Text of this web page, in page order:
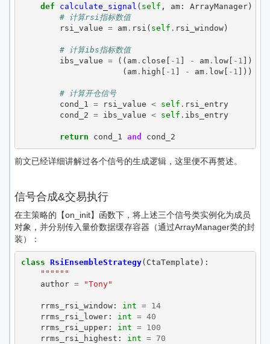
def calculate_signal ( self , am: ArrayManager)
# 计算rsi指标数值
rsi_value = am. rsi ( self . rsi_window)
# 计算ibs指标数值
ibs_value = (( am. close - 1 - am. low[ - 1 ])
( am. high - 1 - am. low[ - 1 ]))
# 计算开仓信号
cond_1 = rsi_value < self . rsi_entry
cond_2 = ibs_value < self . ibs_entry
return cond_1 and cond_2
前文已经详细讲解过各个信号的生成逻辑，这里便不再赘述。
信号合成&交易执行
在主策略的【on_init】函数下，将上述三个信号类实例化为成员
对象，并分别传入量价数据缓存容器（通过ArrayManager类的封
装）：
class RsiEnsembleStrategy( CtaTemplate ):
""""""
author = "Tony"
rrms_rsi_window: int =
14
rrms_rsi_lower: int = 40
rrms_rsi_upper: int =
100
rrms_rsi_highest : int = 70